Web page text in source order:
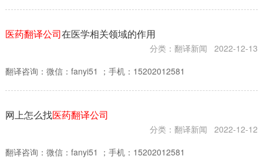
医药翻译公司在医学相关领域的作用
分类：翻译新闻
2022-12-13
翻译咨询：微信：fanyi51 ；手机：15202012581
网上怎么找医药翻译公司
分类：翻译新闻
2022-12-12
翻译咨询：微信：fanyi51 ；手机：15202012581